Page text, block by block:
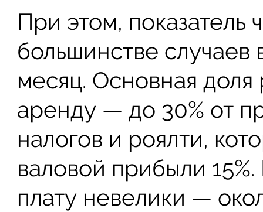
При этом, показатель
большинстве случаев
месяц. Основная доля
аренду — до 30% от
налогов и роялти,
валовой прибыли
плату невелики —